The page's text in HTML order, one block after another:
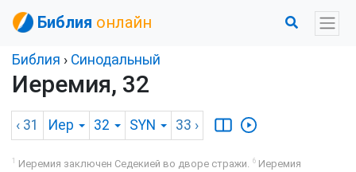
Библия онлайн
Библия › Синодальный
Иеремия, 32
‹ 31 Иер 32 SYN 33 ›
1 Иеремия заключен Седекией во дворе стражи. 6 Иеремия